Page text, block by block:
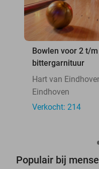
Bowlen voor 2 t/
bittergarnituur
Hart van
Eindhoven
Verkocht: 214
Populair bij